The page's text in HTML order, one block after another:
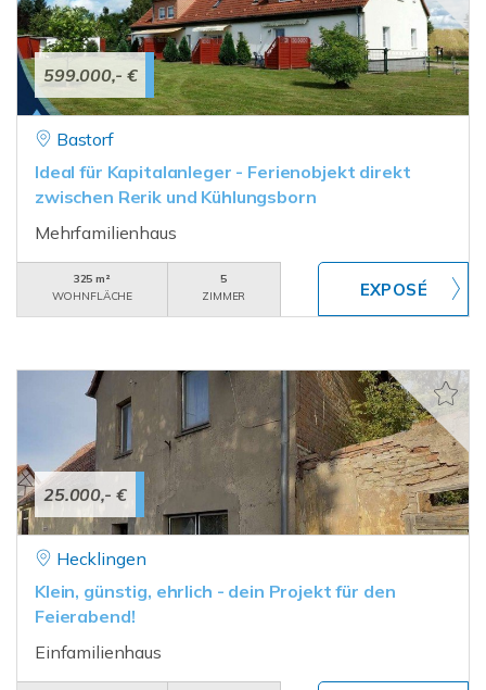
599.000,- €
Bastorf
Ideal für Kapitalanleger - Ferienobjekt direkt
zwischen Rerik und Kühlungsborn
Mehrfamilienhaus
325 m²
WOHNFLÄCHE
5
ZIMMER
25.000,- €
Hecklingen
Klein, günstig, ehrlich - dein Projekt für den
Feierabend!
Einfamilienhaus